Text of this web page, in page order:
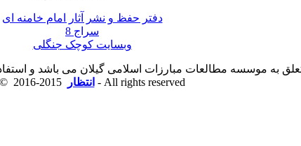
دفتر حفظ و نشر آثار امام خامنه ای
سراج 8
وبسایت کوچک جنگلی
به موسسه مطالعات مبارزات اسلامی گیلان می باشد و
انتظار 2015-2016 - All rights reserved